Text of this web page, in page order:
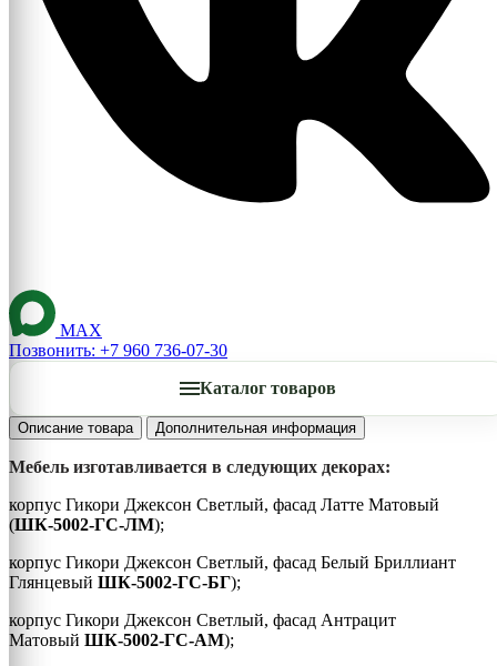
MAX
Позвонить: +7 960 736-07-30
Каталог товаров
Описание товара Дополнительная информация
Мебель изготавливается в следующих декорах:
корпус Гикори Джексон Светлый, фасад Латте Матовый
(ШК-5002-ГС-ЛМ);
корпус Гикори Джексон Светлый, фасад Белый Бриллиант
Глянцевый ШК-5002-ГС-БГ);
корпус Гикори Джексон Светлый, фасад Антрацит
Матовый ШК-5002-ГС-АМ);